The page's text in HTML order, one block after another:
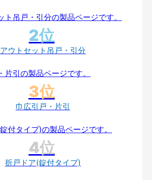
アウトセット吊戸・引分
巾広引戸・片引
折戸ドア(錠付タイプ)